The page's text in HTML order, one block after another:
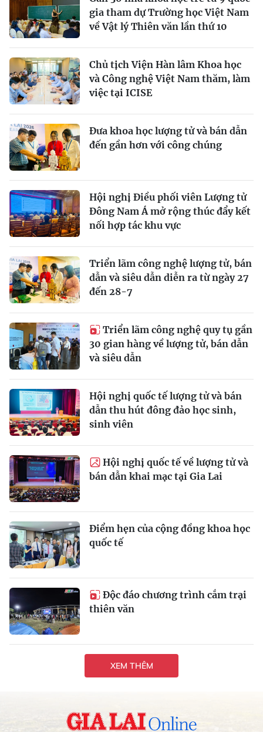
gia tham dự Trường học Việt Nam
về Vật lý Thiên văn lần thứ 10
Chủ tịch Viện Hàn lâm Khoa học
và Công nghệ Việt Nam thăm, làm
việc tại ICISE
Đưa khoa học lượng tử và bán dẫn
đến gần hơn với công chúng
Hội nghị Điều phối viên Lượng tử
Đông Nam Á mở rộng thúc đẩy kết
nối hợp tác khu vực
Triển lãm công nghệ lượng tử, bán
dẫn và siêu dẫn diễn ra từ ngày 27
đến 28-7
Triển lãm công nghệ quy tụ gần
30 gian hàng về lượng tử, bán dẫn
và siêu dẫn
Hội nghị quốc tế lượng tử và bán
dẫn thu hút đông đảo học sinh,
sinh viên
Hội nghị quốc tế về lượng tử và
bán dẫn khai mạc tại Gia Lai
Điểm hẹn của cộng đồng khoa học
quốc tế
Độc đáo chương trình cắm trại
thiên văn
XEM THÊM